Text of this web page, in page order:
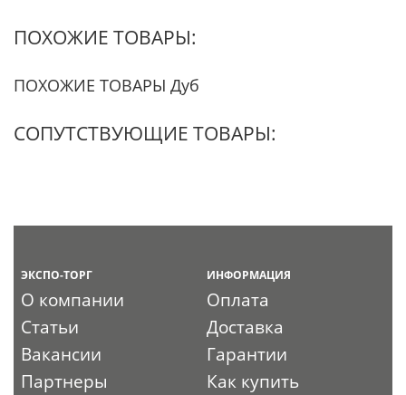
ПОХОЖИЕ ТОВАРЫ:
ПОХОЖИЕ ТОВАРЫ Дуб
СОПУТСТВУЮЩИЕ ТОВАРЫ:
ЭКСПО-ТОРГ
О компании
Статьи
Вакансии
Партнеры
ИНФОРМАЦИЯ
Оплата
Доставка
Гарантии
Как купить